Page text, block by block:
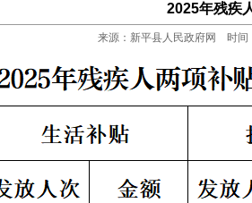
2025年残疾
来源：新平县人民政府网 时